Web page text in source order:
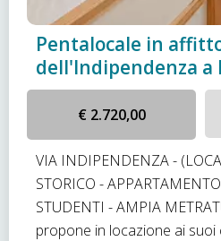
Pentalocale in
dell'Indipendenza a
€ 2.720,00
VIA INDIPENDENZA -
STORICO -
STUDENTI - AMPIA
propone in locazione ai suoi